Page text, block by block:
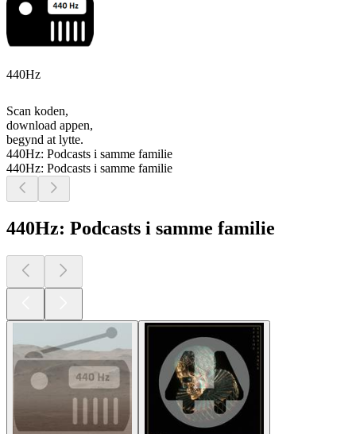
440Hz
Scan koden,
download appen,
begynd at lytte.
440Hz: Podcasts i samme familie
440Hz: Podcasts i samme familie
440Hz: Podcasts i samme familie